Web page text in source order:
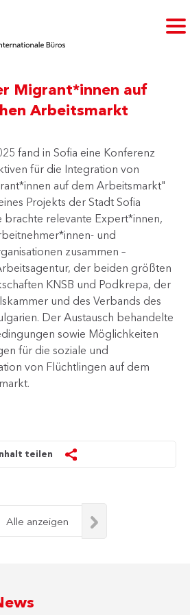
Migrant*innen auf
Arbeitsmarkt
fand in Sofia eine Konferenz
für die Integration von
auf dem Arbeitsmarkt"
Projekts der Stadt Sofia
brachte relevante Expert*innen,
und
zusammen –
der beiden größten
KNSB und Podkrepa, der
und des Verbands des
Der Austausch behandelte
sowie Möglichkeiten
für die soziale und
von Flüchtlingen auf dem
teilen
Alle anzeigen